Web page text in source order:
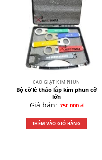
CAO GIẬT KIM PHUN
Bộ cờ lê tháo lắp kim phun cỡ
lớn
Giá bán: 750.000 ₫
THÊM VÀO GIỎ HÀNG